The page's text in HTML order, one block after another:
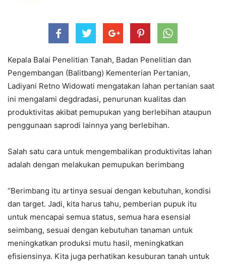
Kepala Balai Penelitian Tanah, Badan Penelitian dan
Pengembangan (Balitbang) Kementerian Pertanian,
Ladiyani Retno Widowati mengatakan lahan pertanian saat
ini mengalami degdradasi, penurunan kualitas dan
produktivitas akibat pemupukan yang berlebihan ataupun
penggunaan saprodi lainnya yang berlebihan.
Salah satu cara untuk mengembalikan produktivitas lahan
adalah dengan melakukan pemupukan berimbang
“Berimbang itu artinya sesuai dengan kebutuhan, kondisi
dan target. Jadi, kita harus tahu, pemberian pupuk itu
untuk mencapai semua status, semua hara esensial
seimbang, sesuai dengan kebutuhan tanaman untuk
meningkatkan produksi mutu hasil, meningkatkan
efisiensinya. Kita juga perhatikan kesuburan tanah untuk